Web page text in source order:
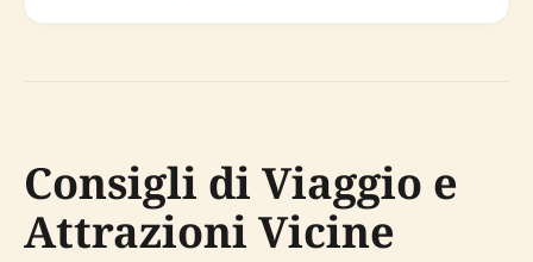
Consigli di Viaggio e
Attrazioni Vicine